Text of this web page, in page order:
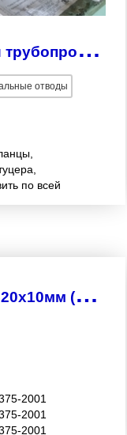
О
поры, сальники и детали трубопровода!
отводы
по всей
О
твод ст.09Г2С 14х2мм – 820х10мм (ст.20) ГОСТ 17375-2001
2001
2001
2001